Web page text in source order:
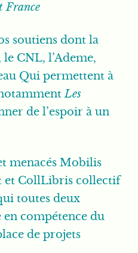
France
soutiens dont la
CNL, l’Ademe,
Qui permettent à
Les
de l’espoir à un
menacés Mobilis
et CollLibris collectif
toutes deux
compétence du
de projets